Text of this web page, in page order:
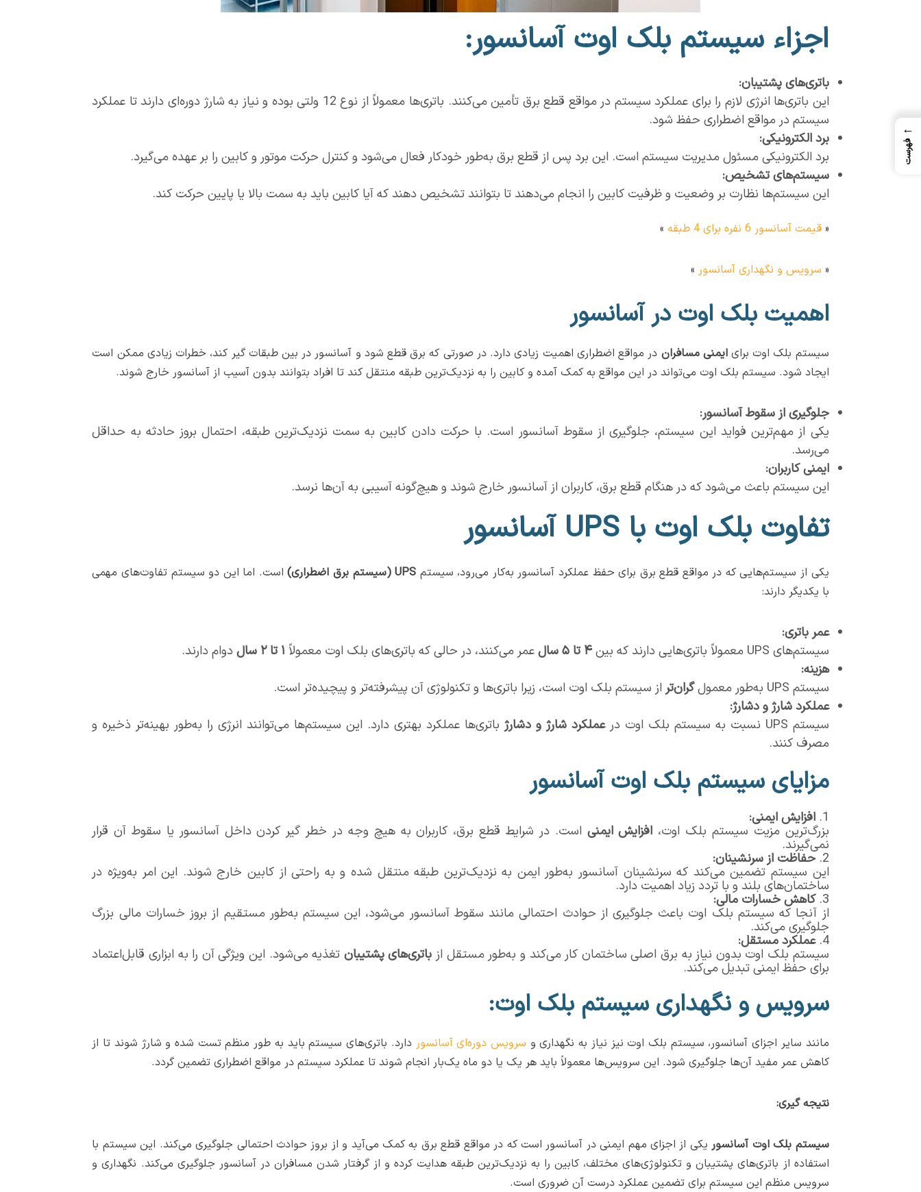
اجزاء سیستم بلک اوت آسانسور:
باتری‌های پشتیبان:
این باتری‌ها انرژی لازم را برای عملکرد سیستم در مواقع قطع برق تأمین می‌کنند. باتری‌ها معمولاً از نوع 12 ولتی بوده و نیاز به شارژ دوره‌ای دارند تا عملکرد
سیستم در مواقع اضطراری حفظ شود.
برد الکترونیکی:
برد الکترونیکی مسئول مدیریت سیستم است. این برد پس از قطع برق به‌طور خودکار فعال می‌شود و کنترل حرکت موتور و کابین را بر عهده می‌گیرد.
سیستم‌های تشخیص:
این سیستم‌ها نظارت بر وضعیت و ظرفیت کابین را انجام می‌دهند تا بتوانند تشخیص دهند که آیا کابین باید به سمت بالا یا پایین حرکت کند.
«قیمت آسانسور 6 نفره برای 4 طبقه »
« سرویس و نگهداری آسانسور »
اهمیت بلک اوت در آسانسور
سیستم بلک اوت برایایمنی مسافران در مواقع اضطراری اهمیت زیادی دارد. در صورتی که برق قطع شود و آسانسور در بین طبقات گیر کند، خطرات زیادی ممکن است
ایجاد شود. سیستم بلک اوت می‌تواند در این مواقع به کمک آمده و کابین را به نزدیک‌ترین طبقه منتقل کند تا افراد بتوانند بدون آسیب از آسانسور خارج شوند.
جلوگیری از سقوط آسانسور:
یکی از مهم‌ترین فواید این سیستم، جلوگیری از سقوط آسانسور است. با حرکت دادن کابین به سمت نزدیک‌ترین طبقه، احتمال بروز حادثه به حداقل
می‌رسد.
ایمنی کاربران:
این سیستم باعث می‌شود که در هنگام قطع برق، کاربران از آسانسور خارج شوند و هیچ‌گونه آسیبی به آن‌ها نرسد.
تفاوت بلک اوت با UPS آسانسور
یکی از سیستم‌هایی که در مواقع قطع برق برای حفظ عملکرد آسانسور به‌کار می‌رود، سیستم UPS ( سیستم برق اضطراری)است. اما این دو سیستم تفاوت‌های مهمی
با یکدیگر دارند:
عمر باتری:
سیستم‌های UPS معمولاً باتری‌هایی دارند که بین
۴ تا۵سالعمر می‌کنند، در حالی که باتری‌های بلک اوت معمولاً ۱ تا۲ سالدوام دارند.
هزینه:
سیستم UPS به‌طور معمول
گران‌تر از سیستم بلک اوت است، زیرا باتری‌ها و تکنولوژی آن پیشرفته‌تر و پیچیده‌تر است.
عملکرد شارژ و دشارژ:
سیستم UPS نسبت به سیستم بلک اوت در
عملکرد شارژ و دشارژ باتری‌ها عملکرد بهتری دارد. این سیستم‌ها می‌توانند انرژی را به‌طور بهینه‌تر ذخیره و
مصرف کنند.
مزایای سیستم بلک اوت آسانسور
افزایش ایمنی:
بزرگ‌ترین مزیت سیستم بلک اوت، افزایش ایمنی است. در شرایط قطع برق، کاربران به هیچ وجه در خطر گیر کردن داخل آسانسور یا سقوط آن قرار
نمی‌گیرند.
حفاظت از سرنشینان:
این سیستم تضمین می‌کند که سرنشینان آسانسور به‌طور ایمن به نزدیک‌ترین طبقه منتقل شده و به راحتی از کابین خارج شوند. این امر به‌ویژه در
ساختمان‌های بلند و با تردد زیاد اهمیت دارد.
کاهش خسارات مالی:
از آنجا که سیستم بلک اوت باعث جلوگیری از حوادث احتمالی مانند سقوط آسانسور می‌شود، این سیستم به‌طور مستقیم از بروز خسارات مالی بزرگ
جلوگیری می‌کند.
عملکرد مستقل:
سیستم بلک اوت بدون نیاز به برق اصلی ساختمان کار می‌کند و به‌طور مستقل از باتری‌های پشتیبان تغذیه می‌شود. این ویژگی آن را به ابزاری قابل‌اعتماد
برای حفظ ایمنی تبدیل می‌کند.
سرویس و نگهداری سیستم بلک اوت:
مانند سایر اجزای آسانسور، سیستم بلک اوت نیز نیاز به نگهداری و سرویس دوره‌ای آسانسور دارد. باتری‌های سیستم باید به طور منظم تست شده و شارژ شوند تا از
کاهش عمر مفید آن‌ها جلوگیری شود. این سرویس‌ها معمولاً باید هر یک یا دو ماه یک‌بار انجام شوند تا عملکرد سیستم در مواقع اضطراری تضمین گردد.
نتیجه گیری:
سیستم بلک اوت آسانسور یکی از اجزای مهم ایمنی در آسانسور است که در مواقع قطع برق به کمک می‌آید و از بروز حوادث احتمالی جلوگیری می‌کند. این سیستم با
استفاده از باتری‌های پشتیبان و تکنولوژی‌های مختلف، کابین را به نزدیک‌ترین طبقه هدایت کرده و از گرفتار شدن مسافران در آسانسور جلوگیری می‌کند. نگهداری و
سرویس منظم این سیستم برای تضمین عملکرد درست آن ضروری است.
←
فهرست